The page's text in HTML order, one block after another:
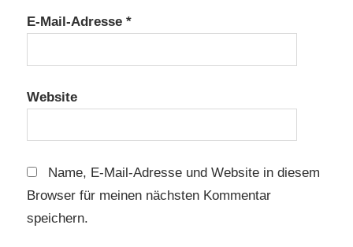
E-Mail-Adresse *
Website
Name, E-Mail-Adresse und Website in diesem
Browser für meinen nächsten Kommentar
speichern.